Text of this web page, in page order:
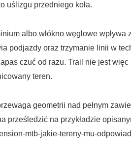
uślizgu przedniego koła.
albo włókno węglowe
podjazdy oraz trzymanie linii w
czuć od razu. Trail nie jest
teren.
geometrii nad pełnym
prześledzić na przykładzie
mtb-jakie-tereny-mu-